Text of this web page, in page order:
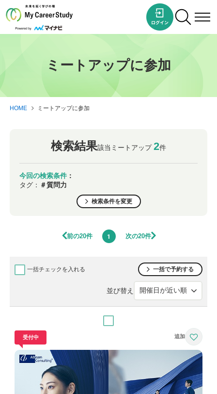
ミートアップに参加
HOME ミートアップに参加
検索結果該当ミートアップ2件
今回の検索条件 ：
タグ： ＃質問力
検索条件を変更
前の20件 1 次の20件
一括チェックを入れる 一括で予約する
並び替え
受付中